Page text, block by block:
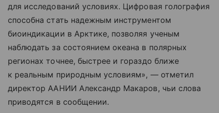
для исследований условиях. Цифровая голография
способна стать надежным инструментом
биоиндикации в Арктике, позволяя ученым
наблюдать за состоянием океана в полярных
регионах точнее, быстрее и гораздо ближе
к реальным природным условиям», — отметил
директор ААНИИ Александр Макаров, чьи слова
приводятся в сообщении.